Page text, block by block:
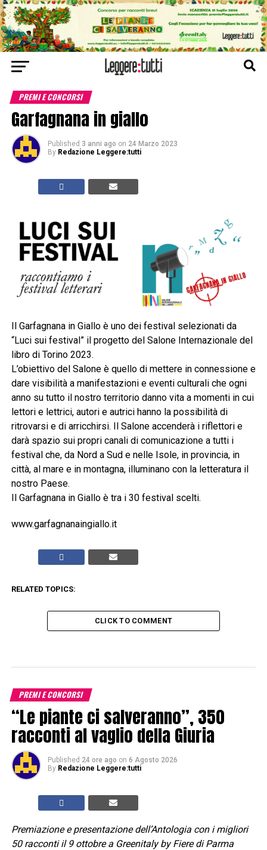
PREMI E CONCORSI
Garfagnana in giallo
Published 3 anni ago on 24 Marzo 2023
By Redazione Leggere:tutti
Il Garfagnana in Giallo è uno dei festival selezionati da
“Luci sui festival” il progetto del Salone Internazionale del
libro di Torino 2023.
L’obiettivo del Salone è quello di mettere in connessione e
dare visibilità a manifestazioni e eventi culturali che ogni
anno su tutto il nostro territorio danno vita a momenti in cui
lettori e lettrici, autori e autrici hanno la possibilità di
ritrovarsi e di arricchirsi. Il Salone accenderà i riflettori e
darà spazio sui propri canali di comunicazione a tutti i
festival che, da Nord a Sud e nelle Isole, in provincia, in
città, al mare e in montagna, illuminano con la letteratura il
nostro Paese.
Il Garfagnana in Giallo è tra i 30 festival scelti.
www.garfagnanaingiallo.it
RELATED TOPICS:
CLICK TO COMMENT
PREMI E CONCORSI
“Le piante ci salveranno”, 350
racconti al vaglio della Giuria
Published 24 ore ago on 6 Agosto 2026
By Redazione Leggere:tutti
Premiazione e presentazione dell’Antologia con i migliori
50 racconti il 9 ottobre a Greenitaly by Fiere di Parma